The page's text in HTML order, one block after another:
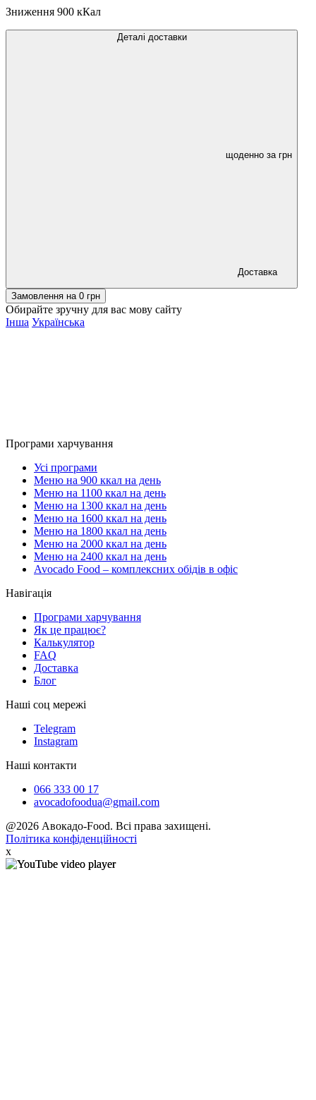
Зниження 900 кКал
Деталі доставки
щоденно за грн
Доставка
Замовлення на 0 грн
Обирайте зручну для вас мову сайту
Інша Українська
Програми харчування
Усі програми
Меню на 900 ккал на день
Меню на 1100 ккал на день
Меню на 1300 ккал на день
Меню на 1600 ккал на день
Меню на 1800 ккал на день
Меню на 2000 ккал на день
Меню на 2400 ккал на день
Avocado Food – комплексних обідів в офіс
Навігація
Програми харчування
Як це працює?
Калькулятор
FAQ
Доставка
Блог
Наші соц мережі
Telegram
Instagram
Наші контакти
066 333 00 17
avocadofoodua@gmail.com
@2026 Авокадо-Food. Всі права захищені.
Політика конфіденційності
x